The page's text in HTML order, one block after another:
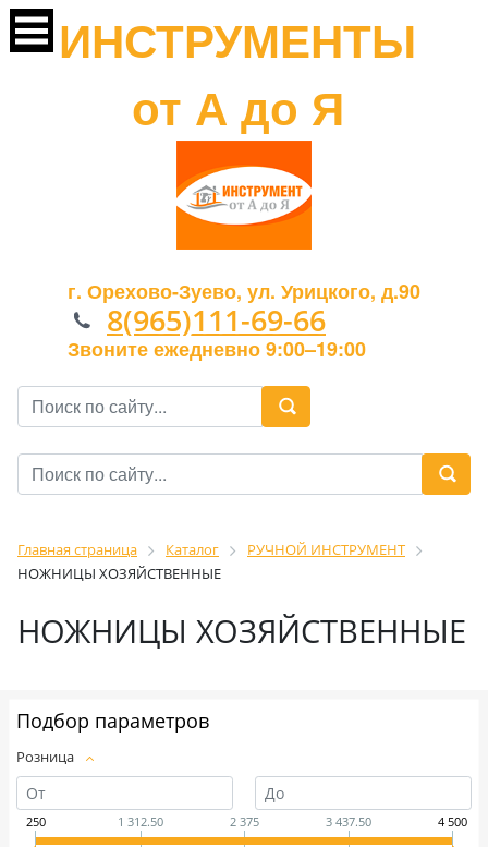
ИНСТРУМЕНТЫ
от А до Я
г. Орехово-Зуево, ул. Урицкого, д.90
8(965)111-69-66
Звоните ежедневно 9:00–19:00
Главная страница Каталог
РУЧНОЙ ИНСТРУМЕНТ
НОЖНИЦЫ ХОЗЯЙСТВЕННЫЕ
НОЖНИЦЫ ХОЗЯЙСТВЕННЫЕ
Подбор параметров
Розница
250 1 312.50 2 375 3 437.50 4 500